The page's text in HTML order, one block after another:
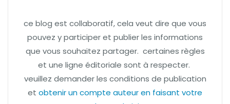
ce blog est collaboratif, cela veut dire que vous
pouvez y participer et publier les informations
que vous souhaitez partager. certaines règles
et une ligne éditoriale sont à respecter.
veuillez demander les conditions de publication
et obtenir un compte auteur en faisant votre